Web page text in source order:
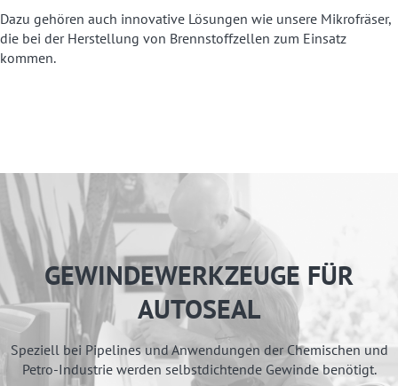
Dazu gehören auch innovative Lösungen wie unsere Mikrofräser,
die bei der Herstellung von Brennstoffzellen zum Einsatz
kommen.
GEWINDEWERKZEUGE FÜR
AUTOSEAL
Speziell bei Pipelines und Anwendungen der Chemischen und
Petro-Industrie werden selbstdichtende Gewinde benötigt.